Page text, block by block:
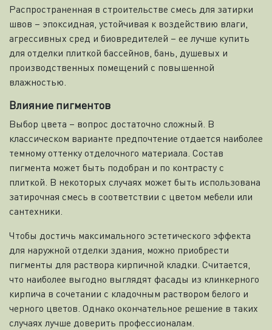
Распространенная в строительстве смесь для затирки
швов – эпоксидная, устойчивая к воздействию влаги,
агрессивных сред и биовредителей – ее лучше купить
для отделки плиткой бассейнов, бань, душевых и
производственных помещений с повышенной
влажностью.
Влияние пигментов
Выбор цвета – вопрос достаточно сложный. В
классическом варианте предпочтение отдается наиболее
темному оттенку отделочного материала. Состав
пигмента может быть подобран и по контрасту с
плиткой. В некоторых случаях может быть использована
затирочная смесь в соответствии с цветом мебели или
сантехники.
Чтобы достичь максимального эстетического эффекта
для наружной отделки здания, можно приобрести
пигменты для раствора кирпичной кладки. Считается,
что наиболее выгодно выглядят фасады из клинкерного
кирпича в сочетании с кладочным раствором белого и
черного цветов. Однако окончательное решение в таких
случаях лучше доверить профессионалам.